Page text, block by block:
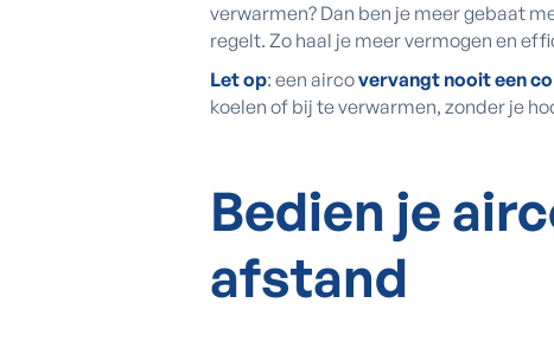
verwarmen? Dan ben je meer gebaat
regelt. Zo haal je meer vermogen en
Let op: een aircovervangt nooit een
koelen of bij te verwarmen, zonder je
Bedien je
afstand